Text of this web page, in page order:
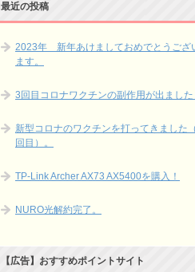
最近の投稿
2023年 新年あけましておめでとうござ
ます。
3回目コロナワクチンの副作用が出まし
新型コロナのワクチンを打ってきました
回目）。
TP-Link Archer AX73 AX5400を購入！
NURO光解約完了。
【広告】おすすめポイントサイト